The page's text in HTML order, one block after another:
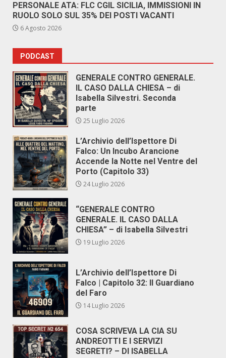
PERSONALE ATA: FLC CGIL SICILIA, IMMISSIONI IN
RUOLO SOLO SUL 35% DEI POSTI VACANTI
6 Agosto 2026
PODCAST
GENERALE CONTRO GENERALE.
IL CASO DALLA CHIESA – di
Isabella Silvestri. Seconda
parte
25 Luglio 2026
L’Archivio dell’Ispettore Di
Falco: Un Incubo Arancione
Accende la Notte nel Ventre del
Porto (Capitolo 33)
24 Luglio 2026
“GENERALE CONTRO
GENERALE. IL CASO DALLA
CHIESA” – di Isabella Silvestri
19 Luglio 2026
L’Archivio dell’Ispettore Di
Falco | Capitolo 32: Il Guardiano
del Faro
14 Luglio 2026
COSA SCRIVEVA LA CIA SU
ANDREOTTI E I SERVIZI
SEGRETI? – DI ISABELLA